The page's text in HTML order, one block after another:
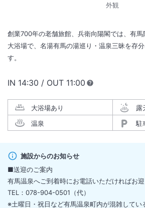
外観
創業700年の老舗旅館、兵衛向陽閣では、有
大浴場で、名湯有馬の湯巡り・温泉三昧を存
す。
IN チェックイン
14:30 / OUT チェックアウト
11:00
大浴場あり
露
温泉
駐
施設からのお知らせ
■送迎のご案内
有馬温泉へご到着時にお電話いただければお迎
TEL：078-904-0501（代）
※土曜日・祝日など有馬温泉町内が混雑してい